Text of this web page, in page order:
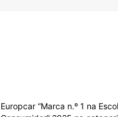
Europcar “Marca n.º 1 na